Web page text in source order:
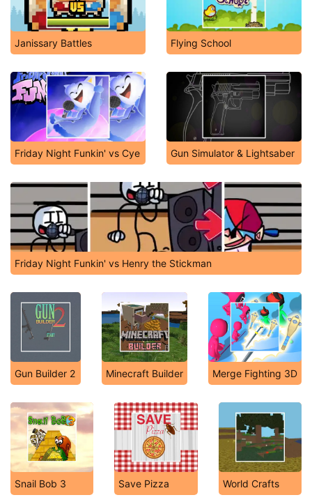
Janissary Battles Flying School
Friday Night Funkin' vs Cye Gun Simulator & Lightsaber
Friday Night Funkin' vs Henry the Stickman
Gun Builder 2 Minecraft Builder Merge Fighting 3D
Snail Bob 3 Save Pizza World Crafts